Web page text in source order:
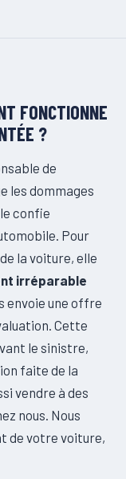
FONCTIONNE
?
de
les dommages
confie
Pour
la voiture, elle
irréparable
envoie une offre
Cette
le sinistre,
faite de la
vendre à des
nous. Nous
de votre voiture,